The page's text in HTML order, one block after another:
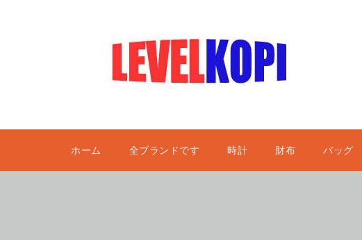
ホーム 全ブランドです 時計 財布 バッグ